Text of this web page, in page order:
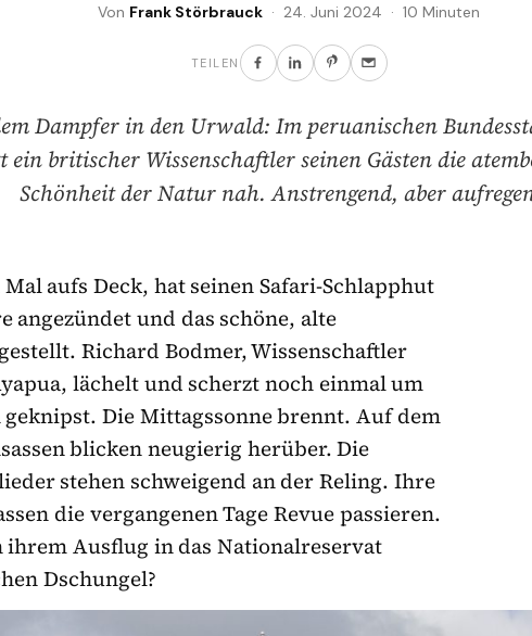
Von Frank Störbrauck · 24. Juni 2024 · 10 Minuten
TEILEN
Dampfer in den Urwald: Im peruanischen
ein britischer Wissenschaftler seinen Gästen die
Schönheit der Natur nah. Anstrengend, aber
aufs Deck, hat seinen Safari-Schlapphut
angezündet und das schöne, alte
Richard Bodmer, Wissenschaftler
lächelt und scherzt noch einmal um
Die Mittagssonne brennt. Auf dem
blicken neugierig herüber. Die
stehen schweigend an der Reling. Ihre
die vergangenen Tage Revue passieren.
Ausflug in das Nationalreservat
Dschungel?